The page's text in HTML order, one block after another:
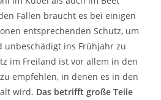
Fällen braucht es bei einigen
entsprechenden Schutz, um
unbeschädigt ins Frühjahr zu
im Freiland ist vor allem in den
empfehlen, in denen es in den
wird. Das betrifft große Teile